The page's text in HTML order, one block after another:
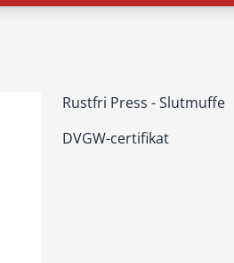
Rustfri Press - Slutmuffe
DVGW-certifikat